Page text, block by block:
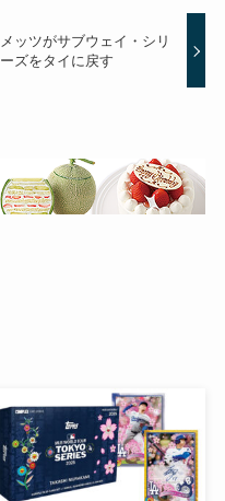
メッツがサブウェイ・シリ
ーズをタイに戻す